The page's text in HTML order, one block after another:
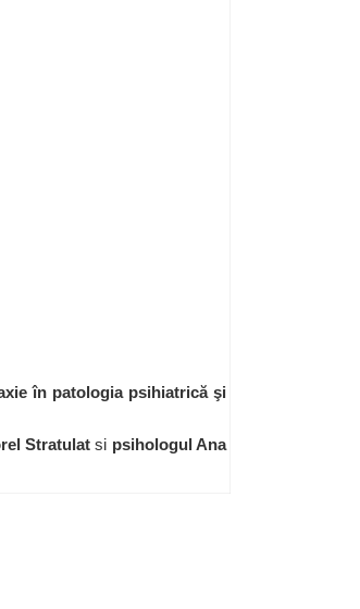
în patologia psihiatrică şi
Stratulat si psihologul Ana